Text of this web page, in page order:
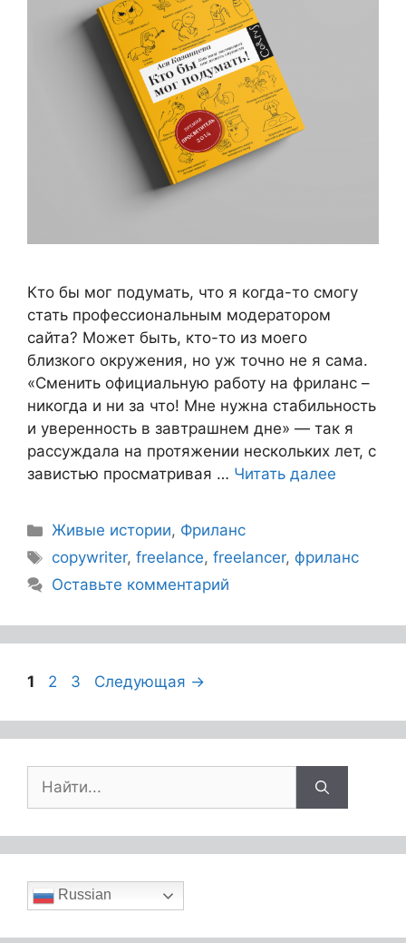
Кто бы мог подумать, что я когда-то смогу
стать профессиональным модератором
сайта? Может быть, кто-то из моего
близкого окружения, но уж точно не я сама.
«Сменить официальную работу на фриланс –
никогда и ни за что! Мне нужна стабильность
и уверенность в завтрашнем дне» — так я
рассуждала на протяжении нескольких лет, с
завистью просматривая … Читать далее
Живые истории, Фриланс
copywriter,freelance,freelancer, фриланс
Оставьте комментарий
1 2 3 Следующая →
Russian